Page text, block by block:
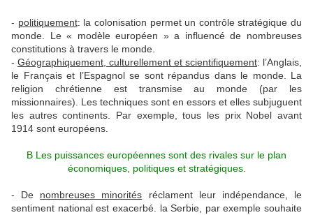
- politiquement: la colonisation permet un contrôle stratégique du
monde. Le « modèle européen » a influencé de nombreuses
constitutions à travers le monde.
- Géographiquement, culturellement et scientifiquement: l’Anglais,
le Français et l’Espagnol se sont répandus dans le monde. La
religion chrétienne est transmise au monde (par les
missionnaires). Les techniques sont en essors et elles subjuguent
les autres continents. Par exemple, tous les prix Nobel avant
1914 sont européens.
B Les puissances européennes sont des rivales sur le plan
économiques, politiques et stratégiques.
- De nombreuses minorités réclament leur indépendance, le
sentiment national est exacerbé. la Serbie, par exemple souhaite